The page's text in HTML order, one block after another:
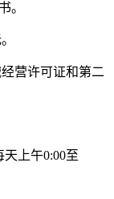
。
营许可证和第二
天上午0:00至